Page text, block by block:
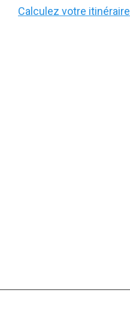
Calculez votre itinéraire